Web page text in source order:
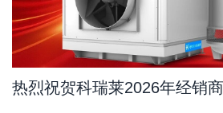
热烈祝贺科瑞莱2026年经销